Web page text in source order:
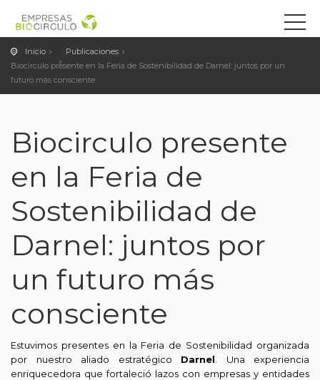
Inicio
Publicaciones
Biocirculo presente en la Feria de Sostenibilidad de Darnel: juntos por un
futuro más consciente
Biocirculo presente
en la Feria de
Sostenibilidad de
Darnel: juntos por
un futuro más
consciente
Estuvimos presentes en la Feria de Sostenibilidad organizada
por nuestro aliado estratégico Darnel . Una experiencia
enriquecedora que fortaleció lazos con empresas y entidades